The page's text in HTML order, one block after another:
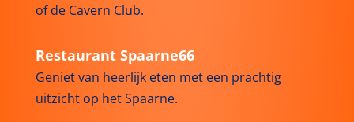
of de Cavern Club.
Restaurant Spaarne66
Geniet van heerlijk eten met een prachtig
uitzicht op het Spaarne.